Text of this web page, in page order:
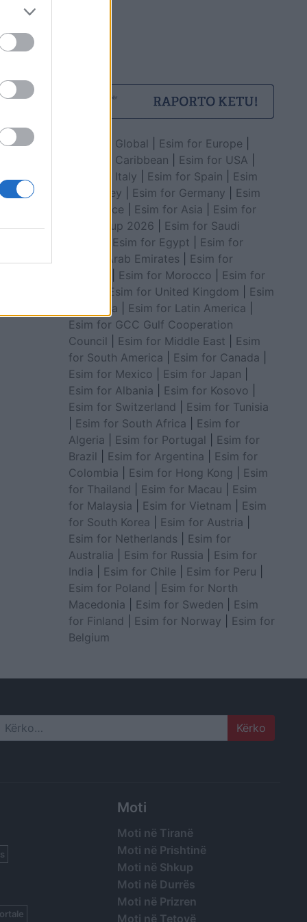
Esim for Global Esim for Europe
Esim for Caribbean
Esim for USA
Esim for Italy
Esim for Spain
Esim
for Turkey
Esim for Germany
Esim
for Greece
Esim for Asia
Esim for
World Cup 2026
Esim for Saudi
Esim for Egypt
Esim for
United Arab Emirates
Esim for
Esim for Morocco
Esim for
Esim for United Kingdom
Esim
for Africa
Esim for Latin America
Esim for GCC Gulf Cooperation
Council
Esim for Middle East
Esim
for South America
Esim for Canada
Esim for Mexico
Esim for Japan
Esim for Albania
Esim for Kosovo
Esim for Switzerland
Esim for Tunisia
Esim for South Africa
Esim for
Algeria
Esim for Portugal
Esim for
Brazil
Esim for Argentina
Esim for
Colombia
Esim for Hong Kong
Esim
for Thailand
Esim for Macau
Esim
for Malaysia
Esim for Vietnam
Esim
for South Korea
Esim for Austria
Esim for Netherlands
Esim for
Australia
Esim for Russia
Esim for
India
Esim for Chile Esim for Peru
Esim for Poland
Esim for North
Macedonia
Esim for Sweden
Esim
for Finland
Esim for Norway
Esim for
Belgium
Moti
Moti në Tiranë
Moti në Prishtinë
Moti në Shkup
Moti në Durrës
Moti në Prizren
Moti në Tetovë